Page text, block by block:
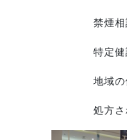
禁煙相談対
特定健診・
地域の健康
処方された